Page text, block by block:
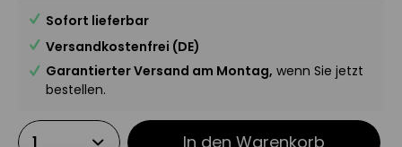
Sofort lieferbar
Versandkostenfrei (DE)
Garantierter Versand am Montag, wenn Sie jetzt
bestellen.
In den Warenkorb